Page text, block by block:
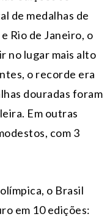
de medalhas de
Rio de Janeiro, o
no lugar mais alto
o recorde era
douradas foram
Em outras
com 3
o Brasil
em 10 edições: